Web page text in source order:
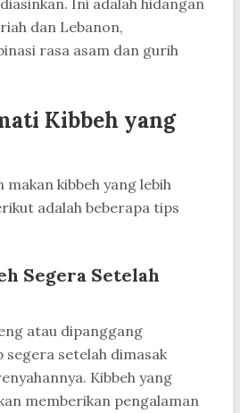
dan Lebanon,
rasa asam dan gurih
Kibbeh yang
kibbeh yang lebih
adalah beberapa tips
Segera Setelah
atau dipanggang
segera setelah dimasak
Kibbeh yang
memberikan pengalaman